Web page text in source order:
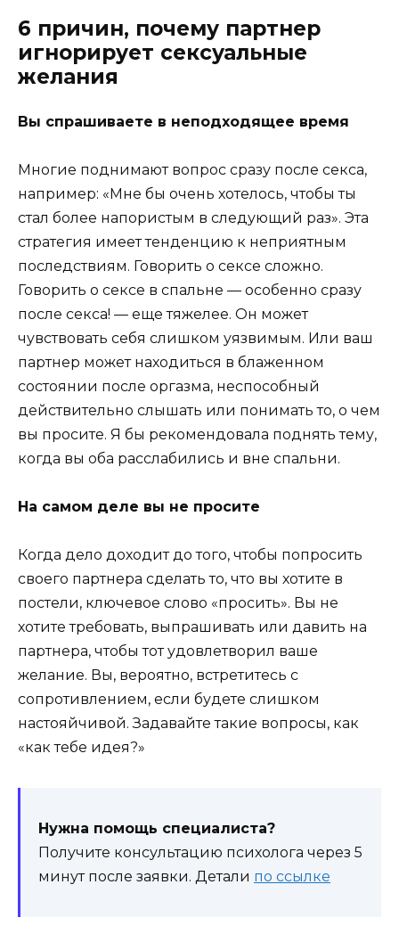
6 причин, почему партнер
игнорирует сексуальные
желания
Вы спрашиваете в неподходящее время
Многие поднимают вопрос сразу после секса,
например: «Мне бы очень хотелось, чтобы ты
стал более напористым в следующий раз». Эта
стратегия имеет тенденцию к неприятным
последствиям. Говорить о сексе сложно.
Говорить о сексе в спальне — особенно сразу
после секса! — еще тяжелее. Он может
чувствовать себя слишком уязвимым. Или ваш
партнер может находиться в блаженном
состоянии после оргазма, неспособный
действительно слышать или понимать то, о чем
вы просите. Я бы рекомендовала поднять тему,
когда вы оба расслабились и вне спальни.
На самом деле вы не просите
Когда дело доходит до того, чтобы попросить
своего партнера сделать то, что вы хотите в
постели, ключевое слово «просить». Вы не
хотите требовать, выпрашивать или давить на
партнера, чтобы тот удовлетворил ваше
желание. Вы, вероятно, встретитесь с
сопротивлением, если будете слишком
настояйчивой. Задавайте такие вопросы, как
«как тебе идея?»
Нужна помощь специалиста?
Получите консультацию психолога через 5
минут после заявки. Детали по ссылке